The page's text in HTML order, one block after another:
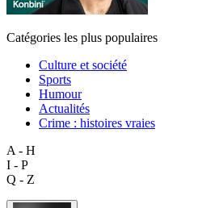
Catégories les plus populaires
Culture et société
Sports
Humour
Actualités
Crime : histoires vraies
A - H
I - P
Q - Z